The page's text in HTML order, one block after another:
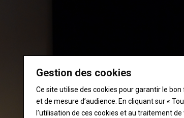
Gestion des cookies
Ce site utilise des cookies pour garantir le
et de mesure d’audience. En cliquant sur «
l’utilisation de ces cookies et au traitement